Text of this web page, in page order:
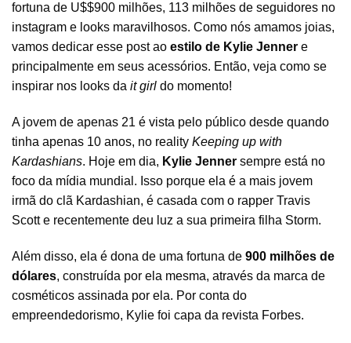
fortuna de U$$900 milhões, 113 milhões de seguidores no
instagram e looks maravilhosos. Como nós amamos joias,
vamos dedicar esse post ao estilo de Kylie Jenner e
principalmente em seus acessórios. Então, veja como se
inspirar nos looks da it girl do momento!
A jovem de apenas 21 é vista pelo público desde quando
tinha apenas 10 anos, no reality Keeping up with
Kardashians. Hoje em dia, Kylie Jenner sempre está no
foco da mídia mundial. Isso porque ela é a mais jovem
irmã do clã Kardashian, é casada com o rapper Travis
Scott e recentemente deu luz a sua primeira filha Storm.
Além disso, ela é dona de uma fortuna de 900 milhões de
dólares, construída por ela mesma, através da marca de
cosméticos assinada por ela. Por conta do
empreendedorismo, Kylie foi capa da revista Forbes.